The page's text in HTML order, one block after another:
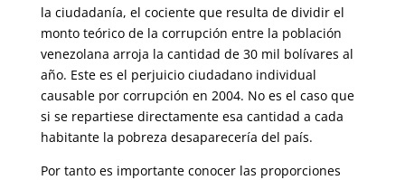
la ciudadanía, el co­ciente que resulta de dividir el
monto teórico de la corrupción entre la población
venezolana arroja la cantidad de 30 mil bolívares al
año. Este es el perjuicio ciudadano individual
causable por corrupción en 2004. No es el caso que
si se repartiese directamente esa cantidad a cada
habi­tante la pobreza desaparecería del país.
Por tanto es importante conocer las proporciones